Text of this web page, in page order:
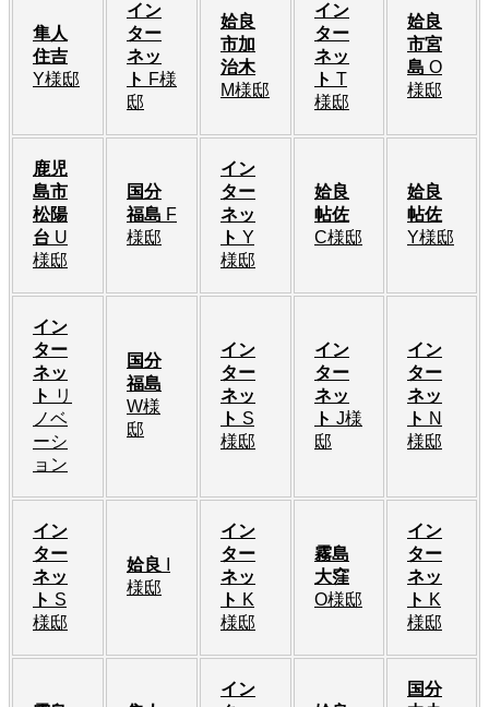
隼人
住吉
Y様邸
イン
ター
ネッ
ト F様
邸
姶良
市加
治木
M様邸
イン
ター
ネッ
ト T
様邸
姶良
市宮
島 O
様邸
鹿児
島市
松陽
台 U
様邸
国分
福島 F
様邸
イン
ター
ネッ
ト Y
様邸
姶良
帖佐
C様邸
姶良
帖佐
Y様邸
イン
ター
ネッ
ト リ
ノベ
ーシ
ョン
国分
福島
W様
邸
イン
ター
ネッ
ト S
様邸
イン
ター
ネッ
ト J様
邸
イン
ター
ネッ
ト N
様邸
イン
ター
ネッ
ト S
様邸
姶良
様邸
イン
ター
ネッ
ト K
様邸
霧島
大窪
O様邸
イン
ター
ネッ
ト K
様邸
イン
国分